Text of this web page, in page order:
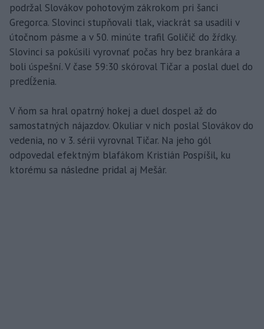
podržal Slovákov pohotovým zákrokom pri šanci
Gregorca. Slovinci stupňovali tlak, viackrát sa usadili v
útočnom pásme a v 50. minúte trafil Goličič do žŕdky.
Slovinci sa pokúsili vyrovnať počas hry bez brankára a
boli úspešní. V čase 59:30 skóroval Tičar a poslal duel do
predĺženia.
V ňom sa hral opatrný hokej a duel dospel až do
samostatných nájazdov. Okuliar v nich poslal Slovákov do
vedenia, no v 3. sérii vyrovnal Tičar. Na jeho gól
odpovedal efektným blafákom Kristián Pospíšil, ku
ktorému sa následne pridal aj Mešár.